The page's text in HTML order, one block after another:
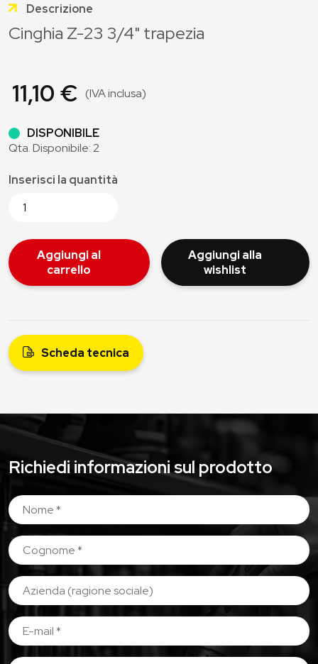
Descrizione
Cinghia Z-23 3/4" trapezia
11,10 € (IVA inclusa)
DISPONIBILE
Qta. Disponibile: 2
Inserisci la quantità
Aggiungi al
carrello
Aggiungi alla
wishlist
Scheda tecnica
Richiedi informazioni sul prodotto